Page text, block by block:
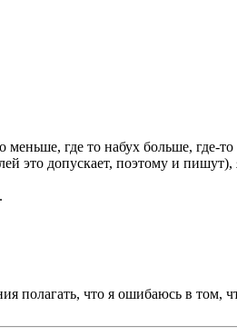
где то набух больше, где-
это допускает, поэтому и пишут),
полагать, что я ошибаюсь в том,